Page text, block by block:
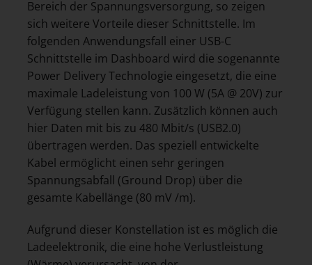
Bereich der Spannungsversorgung, so zeigen
sich weitere Vorteile dieser Schnittstelle. Im
folgenden Anwendungsfall einer USB-C
Schnittstelle im Dashboard wird die sogenannte
Power Delivery Technologie eingesetzt, die eine
maximale Ladeleistung von 100 W (5A @ 20V) zur
Verfügung stellen kann. Zusätzlich können auch
hier Daten mit bis zu 480 Mbit/s (USB2.0)
übertragen werden. Das speziell entwickelte
Kabel ermöglicht einen sehr geringen
Spannungsabfall (Ground Drop) über die
gesamte Kabellänge (80 mV /m).
Aufgrund dieser Konstellation ist es möglich die
Ladeelektronik, die eine hohe Verlustleistung